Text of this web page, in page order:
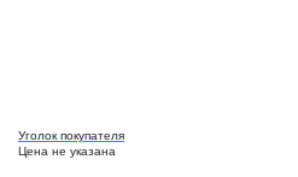
Уголок покупателя
Цена не указана